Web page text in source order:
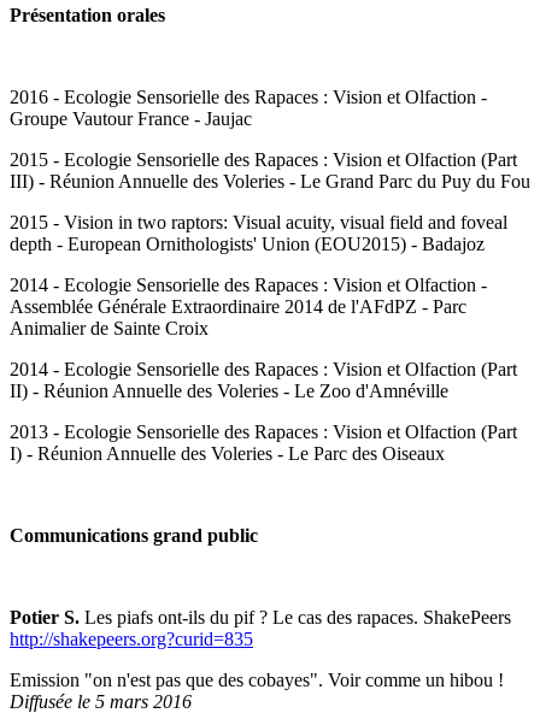
Présentation orales
2016 - Ecologie Sensorielle des Rapaces : Vision et Olfaction -
Groupe Vautour France - Jaujac
2015 - Ecologie Sensorielle des Rapaces : Vision et Olfaction (Part
III) - Réunion Annuelle des Voleries - Le Grand Parc du Puy du Fou
2015 - Vision in two raptors: Visual acuity, visual field and foveal
depth - European Ornithologists' Union (EOU2015) - Badajoz
2014 - Ecologie Sensorielle des Rapaces : Vision et Olfaction -
Assemblée Générale Extraordinaire 2014 de l'AFdPZ - Parc
Animalier de Sainte Croix
2014 - Ecologie Sensorielle des Rapaces : Vision et Olfaction (Part
II) - Réunion Annuelle des Voleries - Le Zoo d'Amnéville
2013 - Ecologie Sensorielle des Rapaces : Vision et Olfaction (Part
I) - Réunion Annuelle des Voleries - Le Parc des Oiseaux
Communications grand public
Potier S. Les piafs ont-ils du pif ? Le cas des rapaces. ShakePeers
http://shakepeers.org?curid=835
Emission "on n'est pas que des cobayes". Voir comme un hibou !
Diffusée le 5 mars 2016